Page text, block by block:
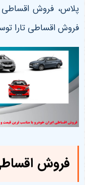
پلاس، فروش اقساطی
فروش اقساطی تارا
فروش اقساطی